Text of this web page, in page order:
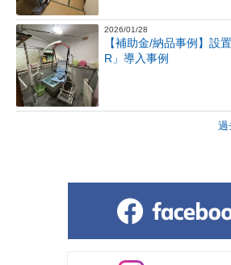
2026/01/28
【補助金/納品事例】設
R」導入事例
過